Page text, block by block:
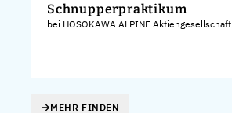
Schnupperpraktikum
bei HOSOKAWA ALPINE Aktiengesellschaft
MEHR FINDEN